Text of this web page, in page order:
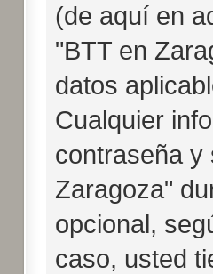
(de aquí en
"BTT en
datos
Cualquier
contraseña y
Zaragoza"
opcional,
caso, usted